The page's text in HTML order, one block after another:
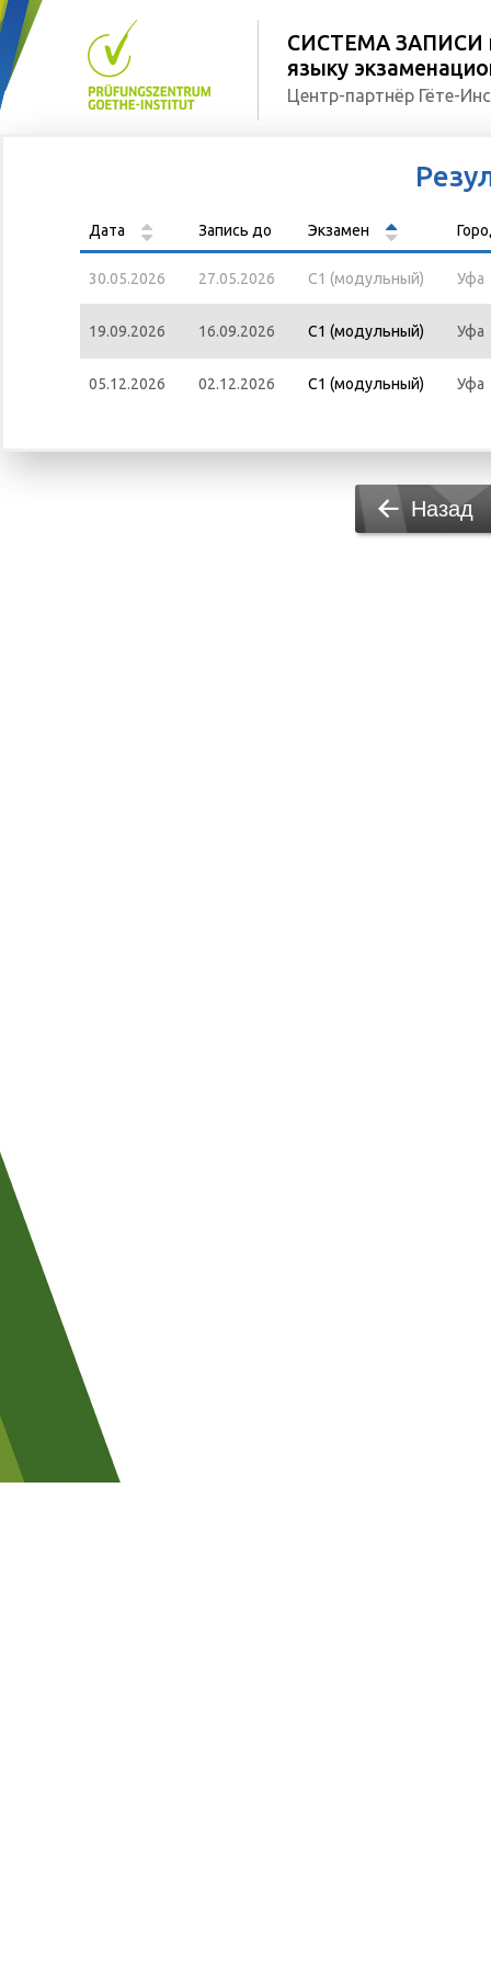
СИСТЕМА ЗАПИСИ
языку
Центр-партнёр Гёте-
Дата Запись до Экзамен
30.05.2026 27.05.2026 С1 (модульный) Уфа
19.09.2026 16.09.2026 С1 (модульный) Уфа
05.12.2026 02.12.2026 С1 (модульный) Уфа
Назад